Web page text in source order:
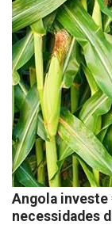
Angola investe
necessidades